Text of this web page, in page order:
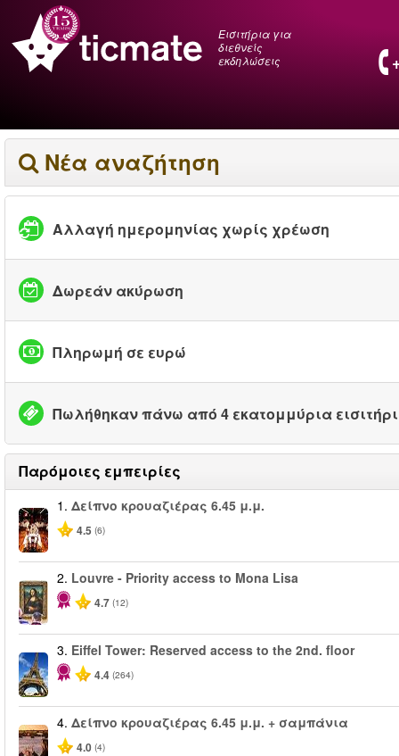
Εισιτήρια για
διεθνείς
εκδηλώσεις
Νέα αναζήτηση
Αλλαγή ημερομηνίας χωρίς χρέωση
Δωρεάν ακύρωση
Πληρωμή σε ευρώ
Πωλήθηκαν πάνω από 4 εκατομμύρια
Παρόμοιες εμπειρίες
1. Δείπνο κρουαζιέρας 6.45 μ.μ.
4.5 (6)
2. Louvre - Priority access to Mona Lisa
4.7 (12)
3. Eiffel Tower: Reserved access to the 2nd. floor
4.4 (264)
4. Δείπνο κρουαζιέρας 6.45 μ.μ. + σαμπάνια
4.0 (4)